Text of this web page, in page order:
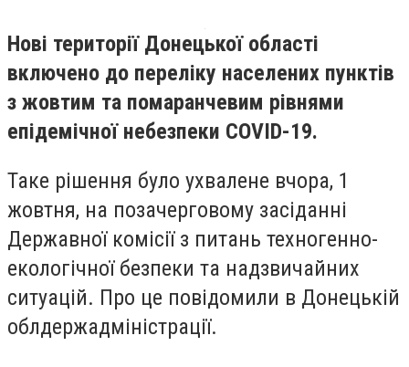
Нові території Донецької області
включено до переліку населених пунктів
з жовтим та помаранчевим рівнями
епідемічної небезпеки COVID-19.
Таке рішення було ухвалене вчора, 1
жовтня, на позачерговому засіданні
Державної комісії з питань техногенно-
екологічної безпеки та надзвичайних
ситуацій. Про це повідомили в Донецькій
облдержадміністрації.